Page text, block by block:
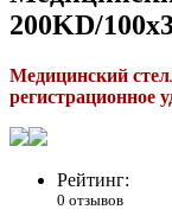
200KD/
Медицинский
регистрационное
Рейтинг:
0 отзывов